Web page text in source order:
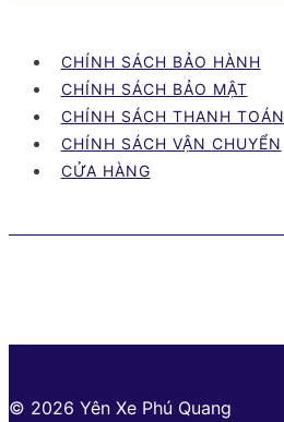
sao?
CHÍNH SÁCH BẢO HÀNH
CHÍNH SÁCH BẢO MẬT
CHÍNH SÁCH THANH TOÁN
CHÍNH SÁCH VẬN CHUYỂN
CỬA HÀNG
© 2026 Yên Xe Phú Quang